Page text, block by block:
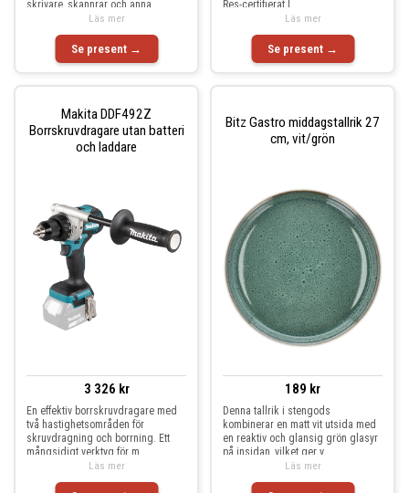
skrivare, skannrar och anna
Se present →
Läs mer
Res-certifierat l
Se present →
Läs mer
Makita DDF492Z
Borrskruvdragare utan batteri
och laddare
3 326 kr
En effektiv borrskruvdragare med
två hastighetsområden för
skruvdragning och borrning. Ett
mångsidigt verktyg för m
Läs mer
Bitz Gastro middagstallrik 27
cm, vit/grön
189 kr
Denna tallrik i stengods
kombinerar en matt vit utsida med
en reaktiv och glansig grön glasyr
på insidan, vilket ger v
Läs mer